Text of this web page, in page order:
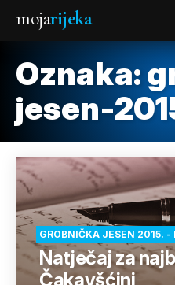
mojarijeka
Oznaka:
jesen-
GROBNIČKA JESEN 2015.
Natječaj za
Čakavšćini